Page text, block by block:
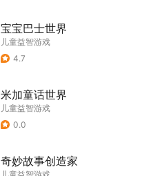
宝宝巴士世界
儿童益智游戏
4.7
米加童话世界
儿童益智游戏
0.0
奇妙故事创造家